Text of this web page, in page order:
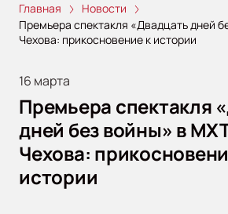
Главная
Новости
Премьера спектакля «Двадцать дней
Чехова: прикосновение к истории
16 марта
Премьера спектакля
дней без войны» в
Чехова:
истории